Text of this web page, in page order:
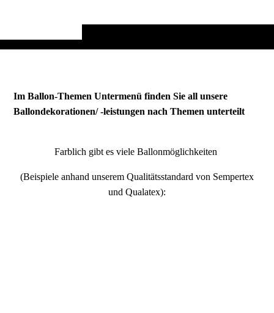
Im Ballon-Themen Untermenü finden Sie all unsere
Ballondekorationen/ -leistungen nach Themen unterteilt
Farblich gibt es viele Ballonmöglichkeiten
(Beispiele anhand unserem Qualitätsstandard von Sempertex
und Qualatex):